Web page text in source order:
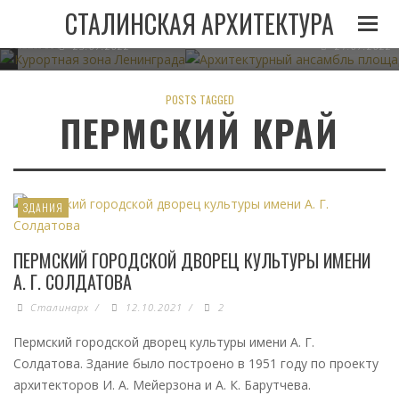
СТАЛИНСКАЯ АРХИТЕКТУРА
05.11.2022
ЛЕНИНГРАДА ПРИ
СТАЛИНЕ
23.07.2022
АРХИТЕКТУРНЫЙ АНСАМБЛЬ
В МИНСКЕ
21.07.2022
POSTS TAGGED
ПЕРМСКИЙ КРАЙ
ЗДАНИЯ
ПЕРМСКИЙ ГОРОДСКОЙ ДВОРЕЦ КУЛЬТУРЫ ИМЕНИ
А. Г. СОЛДАТОВА
Сталинарх / 12.10.2021 / 2
Пермский городской дворец культуры имени А. Г.
Солдатова. Здание было построено в 1951 году по проекту
архитекторов И. А. Мейерзона и А. К. Барутчева.